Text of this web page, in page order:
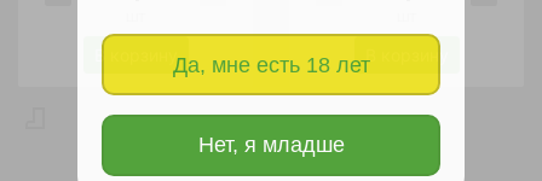
Да, мне есть 18 лет
Нет, я младше
В корзину